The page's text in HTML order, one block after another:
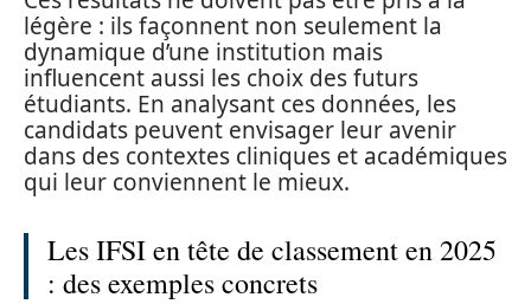
légère : ils façonnent non seulement la
dynamique d’une institution mais
influencent aussi les choix des futurs
étudiants. En analysant ces données, les
candidats peuvent envisager leur avenir
dans des contextes cliniques et académiques
qui leur conviennent le mieux.
Les IFSI en tête de classement en 2025
: des exemples concrets